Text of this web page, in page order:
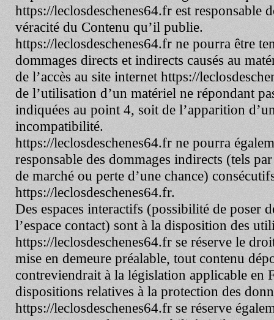
https://leclosdeschenes64.fr est responsable
véracité du Contenu qu’il publie.
https://leclosdeschenes64.fr ne pourra être
dommages directs et indirects causés au
de l’accès au site internethttps://
de l’utilisation d’un matériel ne répondant
indiquées au point 4, soit de l’apparition
incompatibilité.
https://leclosdeschenes64.fr ne pourra
responsable des dommages indirects (tels
de marché ou perte d’une chance)
https://leclosdeschenes64.fr.
Des espaces interactifs (possibilité de poser
l’espace contact) sont à la disposition des
https://leclosdeschenes64.fr se réserve le
mise en demeure préalable, tout contenu
contreviendrait à la législation applicable en
dispositions relatives à la protection des
https://leclosdeschenes64.fr se réserve